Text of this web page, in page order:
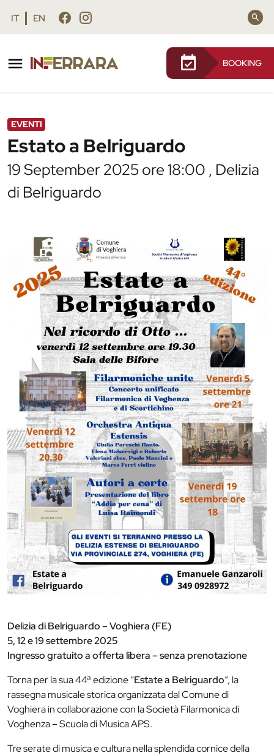
Vai al contenuto principale
Vai al footer
IT EN
BOOKING
Estato a Belriguardo
EVENTI
Estato a Belriguardo
19 September 2025 ore 18:00 , Delizia
di Belriguardo
Delizia di Belriguardo – Voghiera (FE)
5, 12 e 19 settembre 2025
Ingresso gratuito a offerta libera – senza prenotazione
Torna per la sua 44ª edizione “Estate a Belriguardo”, la
rassegna musicale storica organizzata dal Comune di
Voghiera in collaborazione con la Società Filarmonica di
Voghenza – Scuola di Musica APS.
Tre serate di musica e cultura nella splendida cornice della